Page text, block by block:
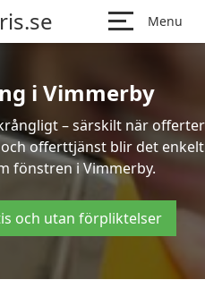
Menu
i Vimmerby
– särskilt när offerter
offerttjänst blir det enkelt
fönstren i Vimmerby.
och utan förpliktelser